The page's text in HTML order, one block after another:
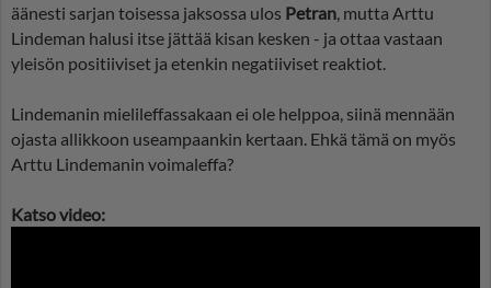
äänesti sarjan toisessa jaksossa ulos Petran, mutta Arttu
Lindeman halusi itse jättää kisan kesken - ja ottaa vastaan
yleisön positiiviset ja etenkin negatiiviset reaktiot.
Lindemanin mielileffassakaan ei ole helppoa, siinä mennään
ojasta allikkoon useampaankin kertaan. Ehkä tämä on myös
Arttu Lindemanin voimaleffa?
Katso video: